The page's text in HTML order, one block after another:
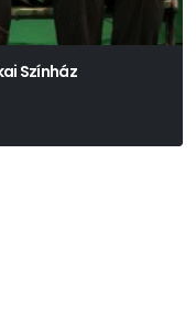
Színház